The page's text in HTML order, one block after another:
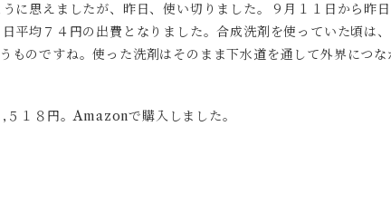
思えましたが、昨日、使い切りました。９月１１日から昨
平均７４円の出費となりました。合成洗剤を使っていた頃は
のですね。使った洗剤はそのまま下水道を通して外界につ
１８円。Amazonで購入しました。